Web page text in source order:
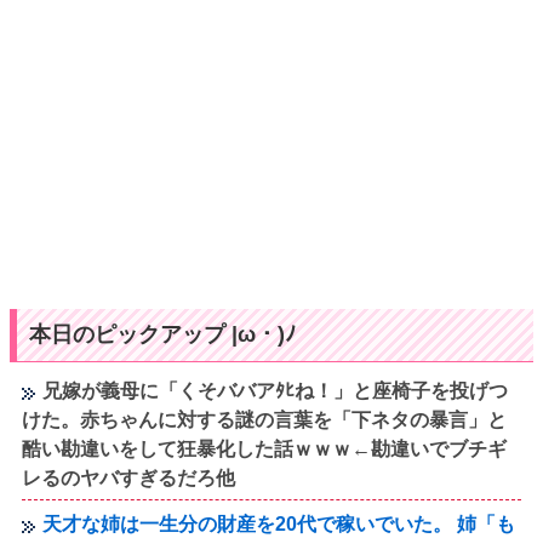
本日のピックアップ |ω・)ﾉ
兄嫁が義母に「くそババアﾀﾋね！」と座椅子を投げつ
けた。赤ちゃんに対する謎の言葉を「下ネタの暴言」と
酷い勘違いをして狂暴化した話ｗｗｗ←勘違いでブチギ
レるのヤバすぎるだろ他
天才な姉は一生分の財産を20代で稼いでいた。 姉「も